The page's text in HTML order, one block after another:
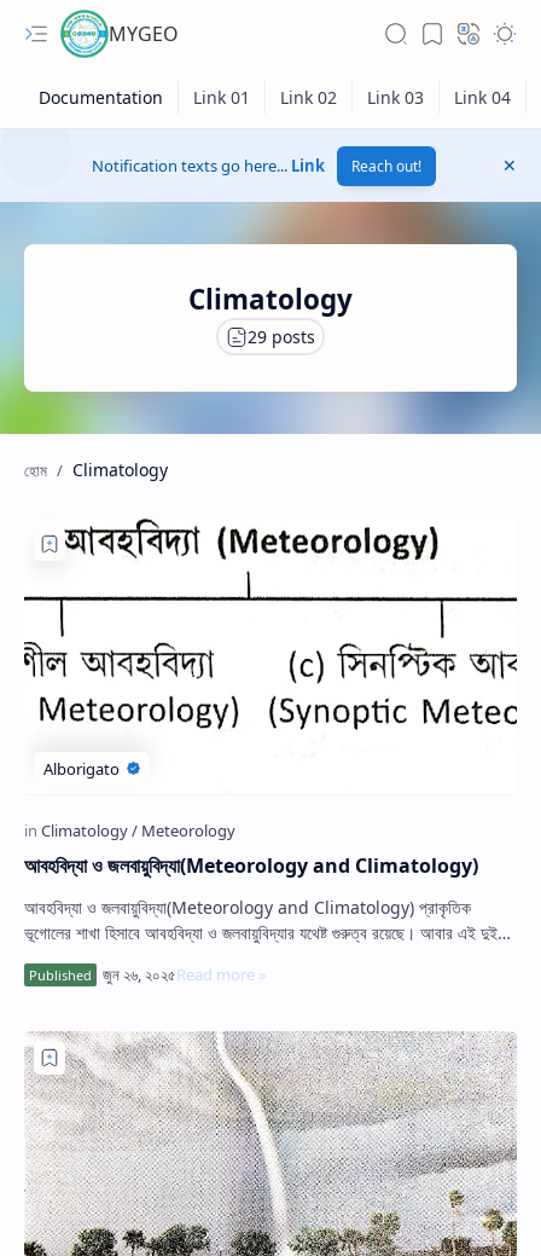
MYGEO
Hidden Menu
Notification texts go here... Link Reach out!
Climatology
Climatology
আবহবিদ্যা ও জলবায়ুবিদ্যা(Meteorology and Climatology)
আবহবিদ্যা ও জলবায়ুবিদ্যা(Meteorology and Climatology) প্রাকৃতিক
ভূগোলের শাখা হিসাবে আবহবিদ্যা ও জলবায়ুবিদ্যার যথেষ্ট গুরুত্ব রয়েছে। আবার এই দুই